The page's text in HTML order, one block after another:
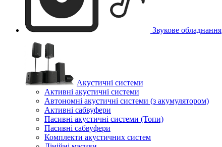
Звукове обладнання
Акустичні системи
Активні акустичні системи
Автономні акустичні системи (з акумулятором)
Активні сабвуфери
Пасивні акустичні системи (Топи)
Пасивні сабвуфери
Комплекти акустичних систем